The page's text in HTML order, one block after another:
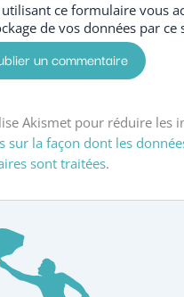
utilisant ce formulaire vous
de vos données par ce
Akismet pour réduire les
sur la façon dont les
sont traitées.